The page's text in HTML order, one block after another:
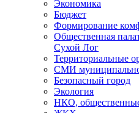
Экономика
Бюджет
Формирование
Общественная
Сухой Лог
Территориальные
СМИ
Безопасный город
Экология
НКО,